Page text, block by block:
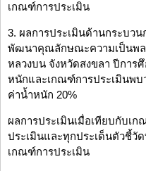
เกณฑ์การประเมิน
3. ผลการประเมินด้านกระบวน
พัฒนาคุณลักษณะความเป็นพลเ
หลวงบน จังหวัดสงขลา ปีการ
หนักและเกณฑ์การประเมินพบ
ค่าน้ำหนัก 20%
ผลการประเมินเมื่อเทียบกับ
ประเมินและทุกประเด็นตัวชี้วั
เกณฑ์การประเมิน